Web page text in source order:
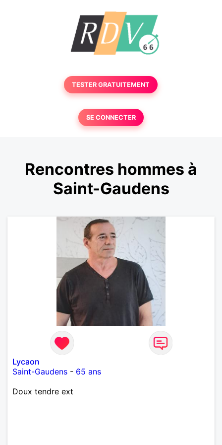
TESTER GRATUITEMENT
SE CONNECTER
Rencontres hommes à
Saint-Gaudens
Lycaon
Saint-Gaudens - 65 ans
Doux tendre ext